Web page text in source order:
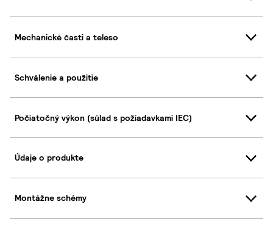
Mechanické časti a teleso
Schválenie a použitie
Počiatočný výkon (súlad s požiadavkami IEC)
Údaje o produkte
Montážne schémy